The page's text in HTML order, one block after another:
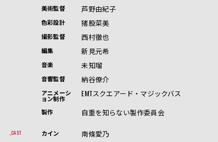
美術監督 芦野由紀子
色彩設計 猪股菜美
撮影監督 西村徹也
編集 新見元希
音楽 未知瑠
音響監督 納谷僚介
アニメーシ
ョン制作
EMTスクエアード・マジックバス
製作 自重を知らない製作委員会
CAST カイン 南條愛乃